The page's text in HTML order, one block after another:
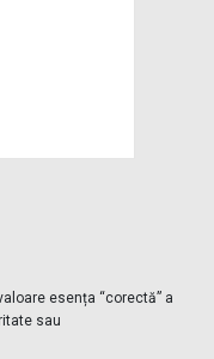
esența “corectă” a
sau